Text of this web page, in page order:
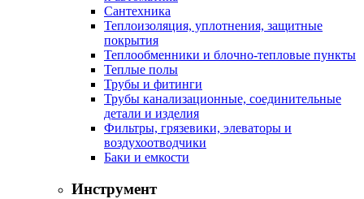
Сантехника
Теплоизоляция, уплотнения, защитные
покрытия
Теплообменники и блочно-тепловые пункты
Теплые полы
Трубы и фитинги
Трубы канализационные, соединительные
детали и изделия
Фильтры, грязевики, элеваторы и
воздухоотводчики
Баки и емкости
Инструмент